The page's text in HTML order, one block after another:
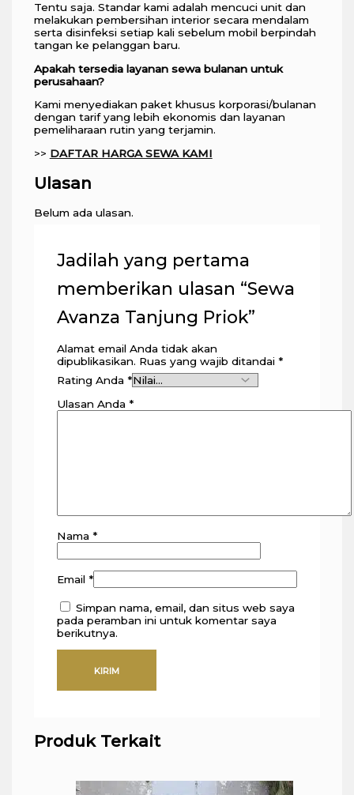
Tentu saja. Standar kami adalah mencuci unit dan
melakukan pembersihan interior secara mendalam
serta disinfeksi setiap kali sebelum mobil berpindah
tangan ke pelanggan baru.
Apakah tersedia layanan sewa bulanan untuk
perusahaan?
Kami menyediakan paket khusus korporasi/bulanan
dengan tarif yang lebih ekonomis dan layanan
pemeliharaan rutin yang terjamin.
>> DAFTAR HARGA SEWA KAMI
Ulasan
Belum ada ulasan.
Jadilah yang pertama
memberikan ulasan “Sewa
Avanza Tanjung Priok”
Alamat email Anda tidak akan
dipublikasikan. Ruas yang wajib ditandai *
Rating Anda *
Ulasan Anda *
Nama *
Email *
Simpan nama, email, dan situs web saya
pada peramban ini untuk komentar saya
berikutnya.
Produk Terkait